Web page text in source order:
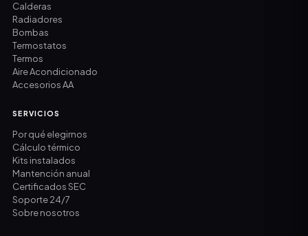
Calderas
Radiadores
Bombas
Termostatos
Termos
Aire Acondicionado
Accesorios AA
SERVICIOS
Por qué elegirnos
Cálculo térmico
Kits instalados
Mantención anual
Certificados SEC
Soporte 24/7
Sobre nosotros